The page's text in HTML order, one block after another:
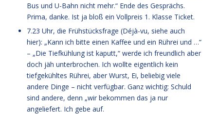
Bus und U-Bahn nicht mehr.“ Ende des Gesprächs.
Prima, danke. Ist ja bloß ein Vollpreis 1. Klasse Ticket.
7.23 Uhr, die Frühstücksfrage (Déjà-vu, siehe auch
hier): „Kann ich bitte einen Kaffee und ein Rührei und …“
– „Die Tiefkühlung ist kaputt,“ werde ich freundlich aber
doch jäh unterbrochen. Ich wollte eigentlich kein
tiefgekühltes Rührei, aber Wurst, Ei, beliebig viele
andere Dinge – nicht verfügbar. Ganz wichtig: Schuld
sind andere, denn „wir bekommen das ja nur
angeliefert. Ich gebe auf.